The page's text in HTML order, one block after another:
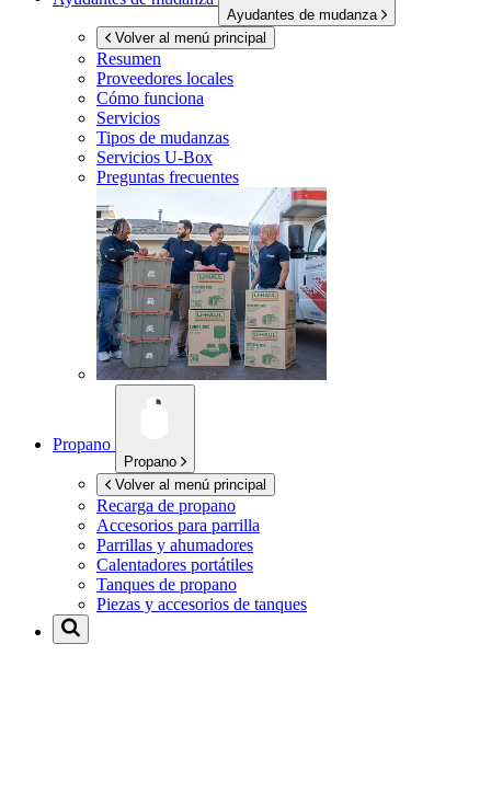
Ayudantes de mudanza
Volver al menú principal
Resumen
Proveedores locales
Cómo funciona
Servicios
Tipos de mudanzas
Servicios U-Box
Preguntas frecuentes
Propano
Propano
Volver al menú principal
Recarga de propano
Accesorios para parrilla
Parrillas y ahumadores
Calentadores portátiles
Tanques de propano
Piezas y accesorios de tanques